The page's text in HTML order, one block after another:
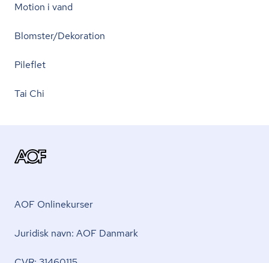
Motion i vand
Blomster/Dekoration
Pileflet
Tai Chi
AOF Onlinekurser
Juridisk navn: AOF Danmark